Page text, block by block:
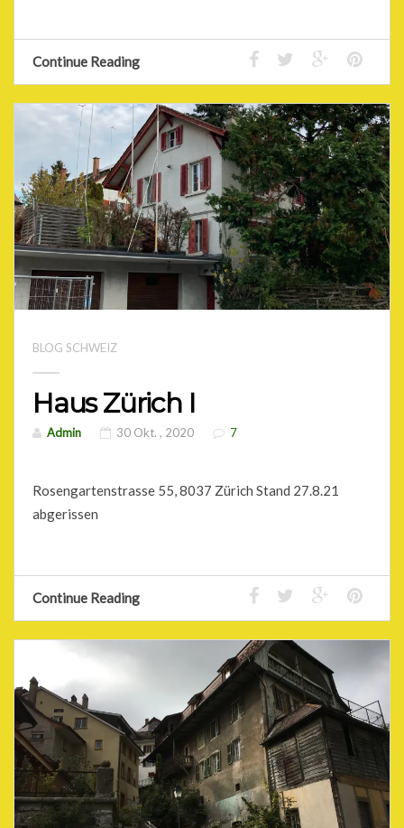
Continue Reading
BLOG SCHWEIZ
Haus Zürich I
Admin 30 Okt. , 2020 7
Rosengartenstrasse 55, 8037 Zürich Stand 27.8.21
abgerissen
Continue Reading